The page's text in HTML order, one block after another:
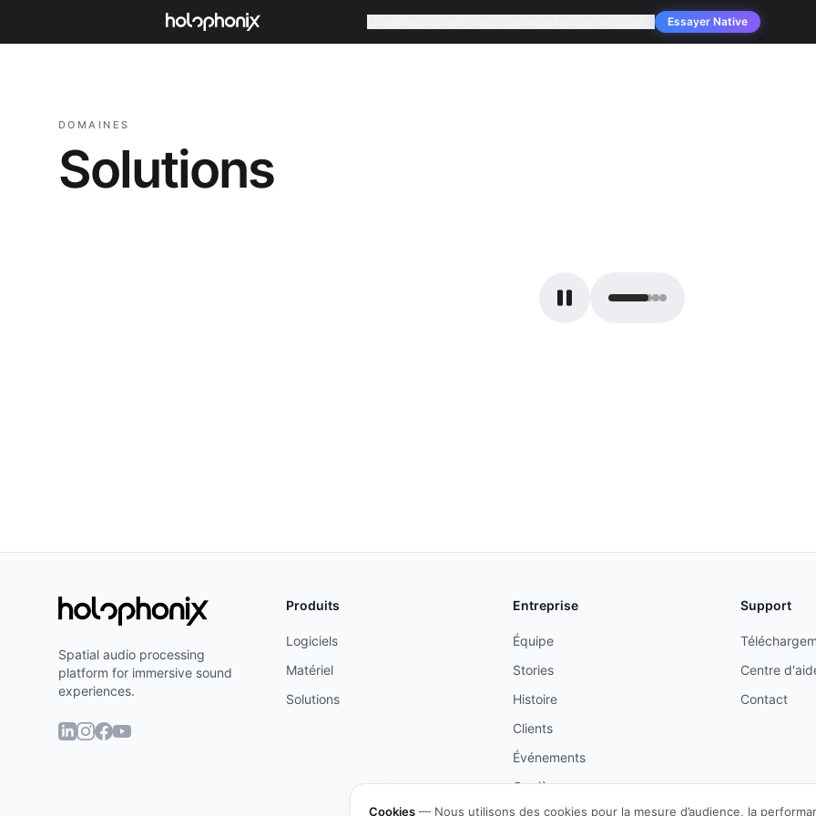
Essayer Native
DOMAINES
Solutions
Spatial audio processing
platform for immersive sound
experiences.
Produits
Logiciels
Matériel
Solutions
Entreprise
Équipe
Stories
Histoire
Clients
Événements
Carrières
Support
Centre
Contact
Cookies — Nous utilisons des cookies pour la mesure d’audience, la